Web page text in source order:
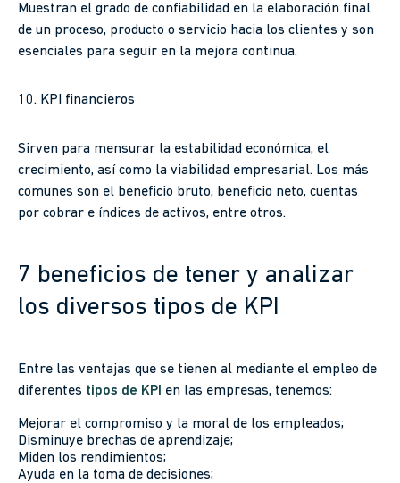
Muestran el grado de confiabilidad en la elaboración final
de un proceso, producto o servicio hacia los clientes y son
esenciales para seguir en la mejora continua.
10. KPI financieros
Sirven para mensurar la estabilidad económica, el
crecimiento, así como la viabilidad empresarial. Los más
comunes son el beneficio bruto, beneficio neto, cuentas
por cobrar e índices de activos, entre otros.
7 beneficios de tener y analizar
los diversos tipos de KPI
Entre las ventajas que se tienen al mediante el empleo de
diferentes tipos de KPI en las empresas, tenemos:
Mejorar el compromiso y la moral de los empleados;
Disminuye brechas de aprendizaje;
Miden los rendimientos;
Ayuda en la toma de decisiones;